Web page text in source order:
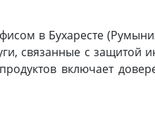
в Бухаресте
связанные с
включает